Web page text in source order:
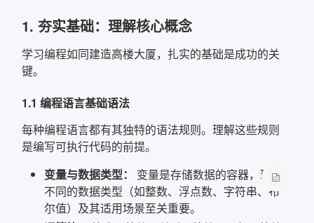
1. 夯实基础：理解核心概念
学习编程如同建造高楼大厦，扎实的基础是成功的关
键。
1.1 编程语言基础语法
每种编程语言都有其独特的语法规则。理解这些规则
是编写可执行代码的前提。
变量与数据类型：
变量是存储数据的容器，理解
不同的数据类型（如整数、浮点数、字符串、布
尔值）及其适用场景至关重要。
5. 进阶之路：深化与拓展
5.1 深入特定领域
5.2 学习设计模式与架构